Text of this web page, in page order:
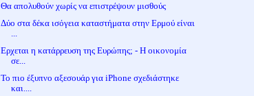
Θα απολυθούν χωρίς να επιστρέψουν μισθούς
Δύο στα δέκα ισόγεια καταστήματα στην Ερμού είναι
...
Ερχεται η κατάρρευση της Ευρώπης; - Η οικονομία
σε...
Το πιο έξυπνο αξεσουάρ για iPhone σχεδιάστηκε
και....